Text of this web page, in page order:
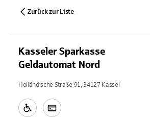
Zurück zur Liste
Kasseler Sparkasse
Geldautomat Nord
Holländische Straße 91, 34127 Kassel